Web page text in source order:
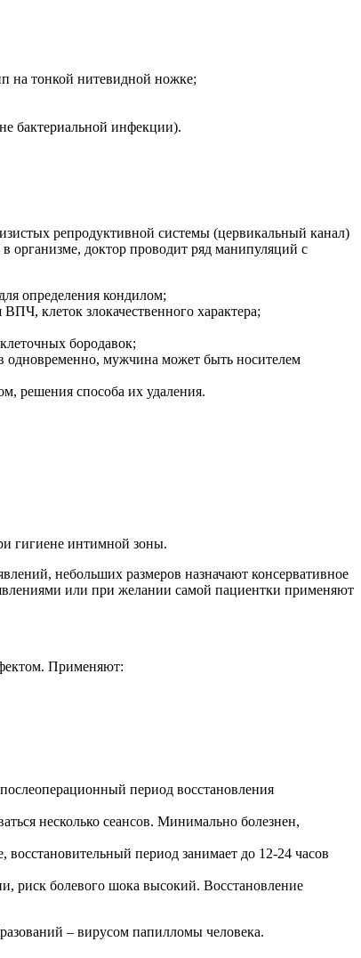
на тонкой нитевидной ножке;
бактериальной инфекции).
репродуктивной системы (цервикальный канал)
организме, доктор проводит ряд манипуляций с
определения кондилом;
клеток злокачественного характера;
бородавок;
одновременно, мужчина может быть носителем
решения способа их удаления.
гигиене интимной зоны.
небольших размеров назначают консервативное
или при желании самой пациентки применяют
Применяют:
период восстановления
несколько сеансов. Минимально болезнен,
восстановительный период занимает до 12-24 часов
риск болевого шока высокий. Восстановление
– вирусом папилломы человека.